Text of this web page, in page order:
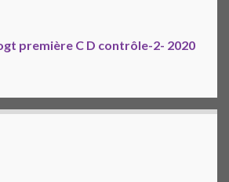
première C D contrôle-2- 2020